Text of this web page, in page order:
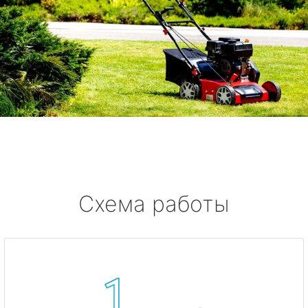
Схема работы